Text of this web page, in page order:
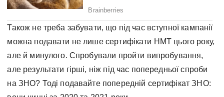
Також не треба забувати, що під час вступної кампанії
можна подавати не лише сертифікати НМТ цього року,
але й минулого. Спробували пройти випробування,
але результати гірші, ніж під час попередньої спроби
на ЗНО? Тоді подавайте попередній сертифікат ЗНО: